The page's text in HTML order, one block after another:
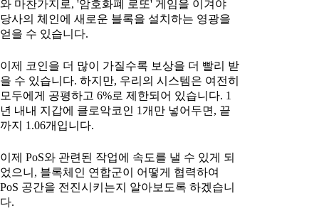
와 마찬가지로, '암호화폐 로또' 게임을 이겨야
당사의 체인에 새로운 블록을 설치하는 영광을
얻을 수 있습니다.
이제 코인을 더 많이 가질수록 보상을 더 빨리 받
을 수 있습니다. 하지만, 우리의 시스템은 여전히
모두에게 공평하고 6%로 제한되어 있습니다. 1
년 내내 지갑에 클로악코인 1개만 넣어두면, 끝
까지 1.06개입니다.
이제 PoS와 관련된 작업에 속도를 낼 수 있게 되
었으니, 블록체인 연합군이 어떻게 협력하여
PoS 공간을 전진시키는지 알아보도록 하겠습니
다.